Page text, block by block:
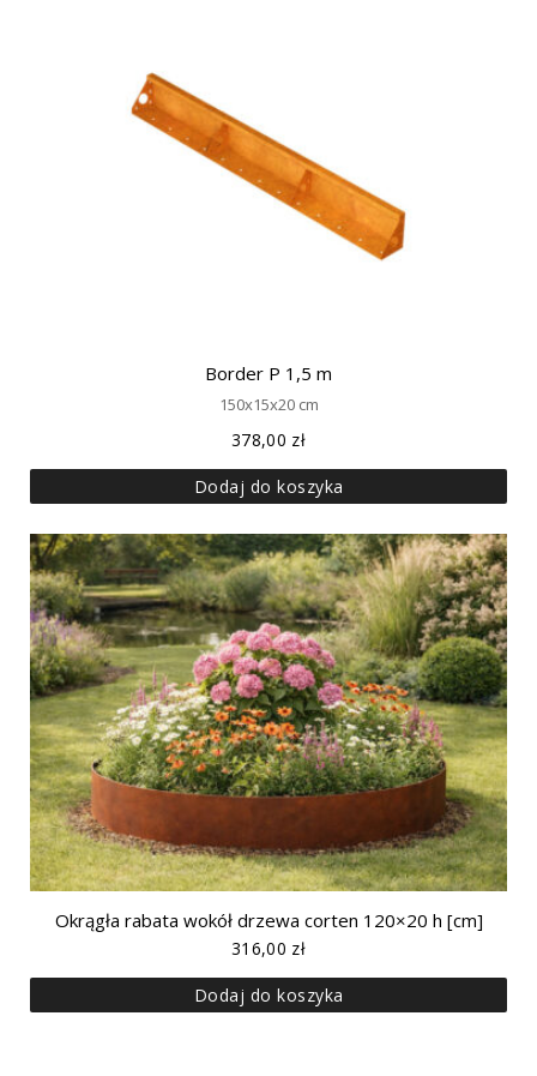
Border P 1,5 m
150x15x20 cm
378,00 zł
Dodaj do koszyka
Okrągła rabata wokół drzewa corten 120×20 h [cm]
316,00 zł
Dodaj do koszyka